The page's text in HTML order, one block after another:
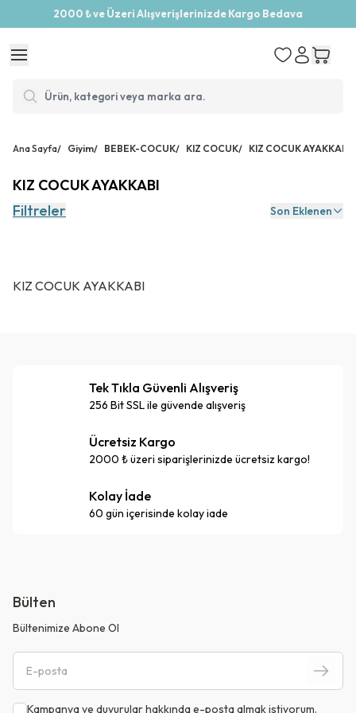
2000 ₺ ve Üzeri Alışverişlerinizde Kargo Bedava
Ana Sayfa/ Giyim/ BEBEK-COCUK/ KIZ COCUK/ KIZ COCUK AYAKKABI
KIZ COCUK AYAKKABI
Filtreler
Son Eklenen
KIZ COCUK AYAKKABI
Tek Tıkla Güvenli Alışveriş
256 Bit SSL ile güvende alışveriş
Ücretsiz Kargo
2000 ₺ üzeri siparişlerinizde ücretsiz kargo!
Kolay İade
60 gün içerisinde kolay iade
Bülten
Bültenimize Abone Ol
Kampanya ve duyurular hakkında e-posta almak istiyorum.